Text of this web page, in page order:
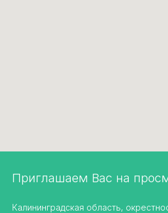
Приглашаем Вас на
Калининградская область,